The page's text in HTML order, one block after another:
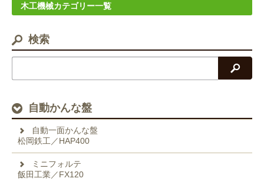
木工機械カテゴリー一覧
検索
検索
自動かんな盤
自動一面かんな盤
松岡鉄工／HAP400
ミニフォルテ
飯田工業／FX120